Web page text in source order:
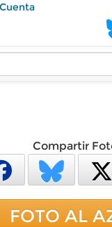
Compartir
FOTO AL